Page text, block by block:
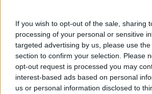
If you wish to opt-out of the sale, sharing
processing of your personal or sensitive
targeted advertising by us, please use
section to confirm your selection. Please
opt-out request is processed you may
interest-based ads based on personal
us or personal information disclosed to
METODOLOGIA
Ativa, dinâmica e participativa que,
utilização de vários exercícios e jogos
pedagógicos, discussão de casos e
gravadas para promover a
partilha e favorer a aprendizagem. No